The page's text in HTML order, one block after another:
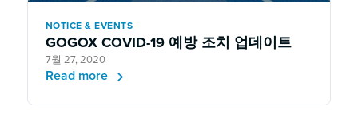
NOTICE & EVENTS
GOGOX COVID-19 예방 조치 업데이트
7월 27, 2020
Read more